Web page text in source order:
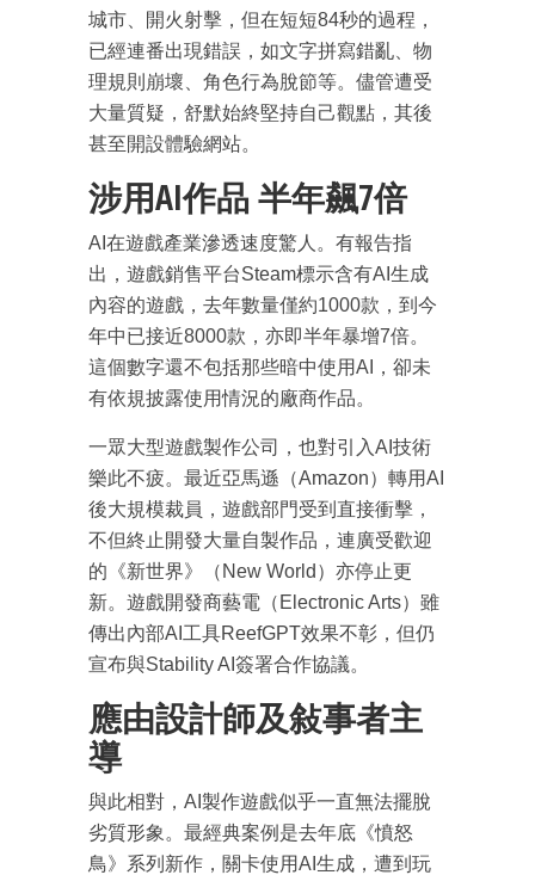
城市、開火射擊，但在短短84秒的過程，
已經連番出現錯誤，如文字拼寫錯亂、物
理規則崩壞、角色行為脫節等。儘管遭受
大量質疑，舒默始終堅持自己觀點，其後
甚至開設體驗網站。
涉用AI作品 半年飆7倍
AI在遊戲產業滲透速度驚人。有報告指
出，遊戲銷售平台Steam標示含有AI生成
內容的遊戲，去年數量僅約1000款，到今
年中已接近8000款，亦即半年暴增7倍。
這個數字還不包括那些暗中使用AI，卻未
有依規披露使用情況的廠商作品。
一眾大型遊戲製作公司，也對引入AI技術
樂此不疲。最近亞馬遜（Amazon）轉用AI
後大規模裁員，遊戲部門受到直接衝擊，
不但終止開發大量自製作品，連廣受歡迎
的《新世界》（New World）亦停止更
新。遊戲開發商藝電（Electronic Arts）雖
傳出內部AI工具ReefGPT效果不彰，但仍
宣布與Stability AI簽署合作協議。
應由設計師及敍事者主
導
與此相對，AI製作遊戲似乎一直無法擺脫
劣質形象。最經典案例是去年底《憤怒
鳥》系列新作，關卡使用AI生成，遭到玩
成為 EJ Tech 會員